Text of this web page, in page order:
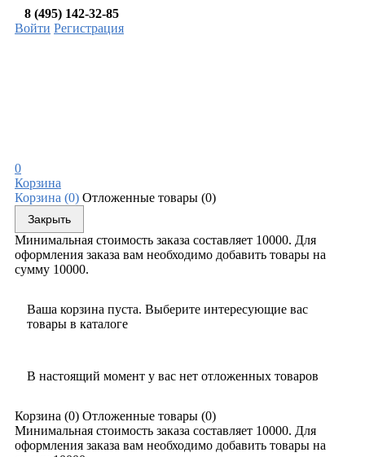
8 (495) 142-32-85
Войти Регистрация
0
Корзина
Корзина (0) Отложенные товары (0)
Закрыть
Минимальная стоимость заказа составляет 10000. Для
оформления заказа вам необходимо добавить товары на
сумму 10000.
Ваша корзина пуста. Выберите интересующие вас
товары в каталоге
В настоящий момент у вас нет отложенных товаров
Корзина (0) Отложенные товары (0)
Минимальная стоимость заказа составляет 10000. Для
оформления заказа вам необходимо добавить товары на